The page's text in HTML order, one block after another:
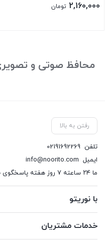
2,160,000 تومان
محافظ صوتی و
رفتن به بالا
تلفن 02191692269
ایمیل info@noorito.com
ما ۲۴ ساعته ۷ روز هفته پاسخگوی شما هستیم.
با نوریتو
خدمات مشتریان